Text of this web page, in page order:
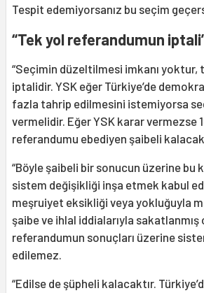
Tespit edemiyorsanız bu seçim
“Tek yol referandumun
“Seçimin düzeltilmesi imkanı yoktur,
iptalidir. YSK eğer Türkiye’de
fazla tahrip edilmesini istemiyorsa
vermelidir. Eğer YSK karar vermezse
referandumu ebediyen şaibeli
“Böyle şaibeli bir sonucun üzerine bu
sistem değişikliği inşa etmek kabul
meşruiyet eksikliği veya yokluğuyla
şaibe ve ihlal iddialarıyla sakatlanmış
referandumun sonuçları üzerine
edilemez.
“Edilse de şüpheli kalacaktır.